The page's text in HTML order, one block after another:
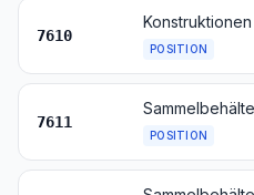
7610
POSITION
7611
POSITION